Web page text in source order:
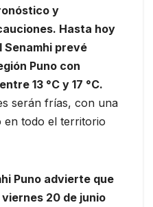
y
Hasta hoy
Senamhi prevé
Puno con
13 °C y 17 °C.
serán frías, con una
en todo el territorio
Puno advierte que
20 de junio